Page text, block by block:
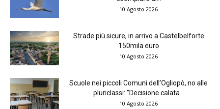
10 Agosto 2026
Strade più sicure, in arrivo a Castelbelforte
150mila euro
10 Agosto 2026
Scuole nei piccoli Comuni dell’Ogliopò, no alle
pluriclassi: “Decisione calata...
10 Agosto 2026